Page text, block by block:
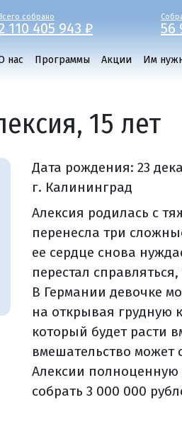
собрано
110 405 943 ₽ 56
нас Программы Акции Им
15 лет
Дата рождения:23
г. Калининград
Алексия родилась с
перенесла три
ее сердце снова
перестал
В Германии девочке
на открывая грудную
который будет расти
вмешательство может
Алексии
собрать 3 000 000